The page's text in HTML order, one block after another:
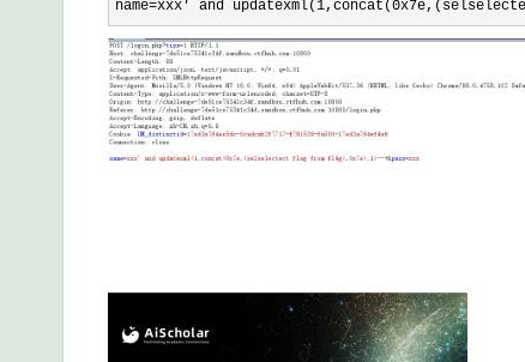
name=xxx' and